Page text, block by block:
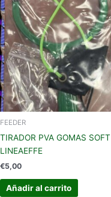
FEEDER
TIRADOR PVA GOMAS SOFT
LINEAEFFE
€5,00
Añadir al carrito